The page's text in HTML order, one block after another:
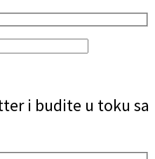
i budite u toku sa